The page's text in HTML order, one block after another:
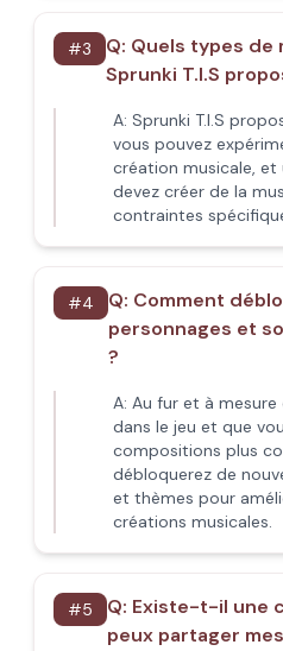
#3 Q: Quels types de
Sprunki T.I.S
A: Sprunki T.I.S
vous pouvez
création musicale,
devez créer de la
contraintes
#4 Q: Comment
personnages et
?
A: Au fur et à
dans le jeu et que
compositions plus
débloquerez de
et thèmes pour
créations musicales.
#5 Q: Existe-t-il une
peux partager